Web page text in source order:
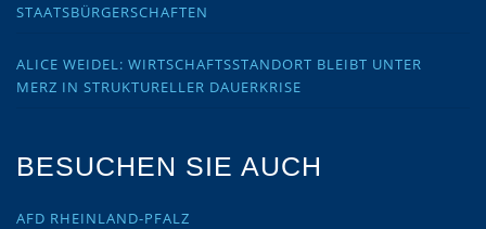
STAATSBÜRGERSCHAFTEN
ALICE WEIDEL: WIRTSCHAFTSSTANDORT BLEIBT UNTER
MERZ IN STRUKTURELLER DAUERKRISE
BESUCHEN SIE AUCH
AFD RHEINLAND-PFALZ